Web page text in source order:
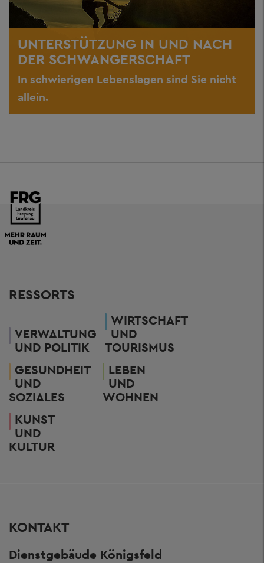
UNTERSTÜTZUNG IN UND NACH
DER SCHWANGERSCHAFT
In schwierigen Lebenslagen sind Sie nicht
allein.
RESSORTS
VERWALTUNG
UND POLITIK
WIRTSCHAFT
UND
TOURISMUS
GESUNDHEIT
UND
SOZIALES
LEBEN
UND
WOHNEN
KUNST
UND
KULTUR
KONTAKT
Dienstgebäude Königsfeld